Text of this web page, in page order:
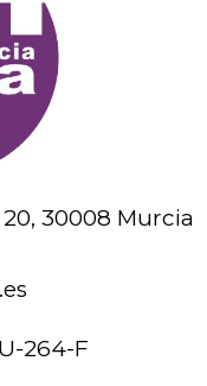
30008 Murcia
264-F